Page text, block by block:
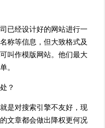
经设计好的网站进行一
称等信息，但大致格式及
叫作模版网站。他们最大
。
？
对搜索引擎不友好，现
文章都会做出降权更何况